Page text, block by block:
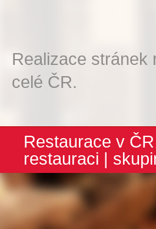
Realizace
celé ČR.
Restaurace v ČR
restauraci |